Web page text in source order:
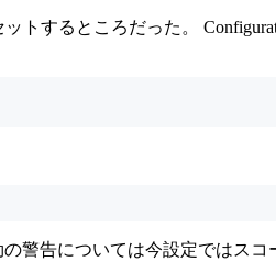
トするところだった。
警告については今設定ではス